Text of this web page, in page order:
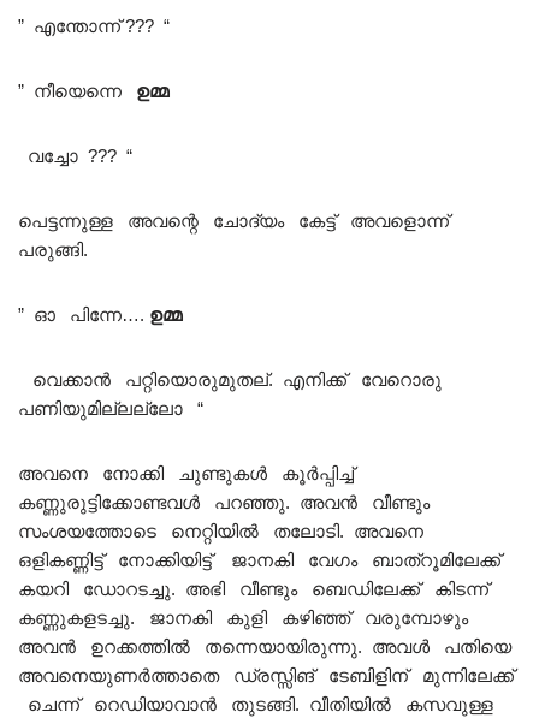
” എന്തോന്ന് ??? “
” നീയെന്നെ ഉമ്മ
വച്ചോ ??? “
പെട്ടന്നുള്ള അവന്റെ ചോദ്യം കേട്ട് അവളൊന്ന്
പരുങ്ങി.
” ഓ പിന്നേ…. ഉമ്മ
വെക്കാൻ പറ്റിയൊരുമുതല്. എനിക്ക് വേറൊരു
പണിയുമില്ലല്ലോ “
അവനെ നോക്കി ചുണ്ടുകൾ കൂർപ്പിച്ച്
കണ്ണുരുട്ടിക്കോണ്ടവൾ പറഞ്ഞു. അവൻ വീണ്ടും
സംശയത്തോടെ നെറ്റിയിൽ തലോടി. അവനെ
ഒളികണ്ണിട്ട് നോക്കിയിട്ട് ജാനകി വേഗം ബാത്‌റൂമിലേക്ക്
കയറി ഡോറടച്ചു. അഭി വീണ്ടും ബെഡിലേക്ക് കിടന്ന്
കണ്ണുകളടച്ചു. ജാനകി കുളി കഴിഞ്ഞ് വരുമ്പോഴും
അവൻ ഉറക്കത്തിൽ തന്നെയായിരുന്നു. അവൾ പതിയെ
അവനെയുണർത്താതെ ഡ്രസ്സിങ് ടേബിളിന് മുന്നിലേക്ക്
ചെന്ന് റെഡിയാവാൻ തുടങ്ങി. വീതിയിൽ കസവുള്ള